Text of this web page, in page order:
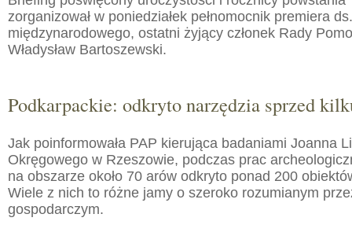
zorganizował w poniedziałek pełnomocnik premiera
międzynarodowego, ostatni żyjący członek Rady
Władysław Bartoszewski.
Podkarpackie: odkryto narzędzia sprzed
Jak poinformowała PAP kierująca badaniami Joanna
Okręgowego w Rzeszowie, podczas prac
na obszarze około 70 arów odkryto ponad 200
Wiele z nich to różne jamy o szeroko rozumianym
gospodarczym.